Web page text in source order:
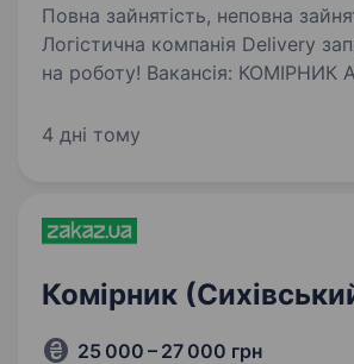
Повна зайнятість, неповна
Логістична компанія Delivery
на роботу! Вакансія: КОМІРНИК Адреса складу:
Володіння ПК на рівні
4 дні тому
Комірник
25 000 – 27 000 грн